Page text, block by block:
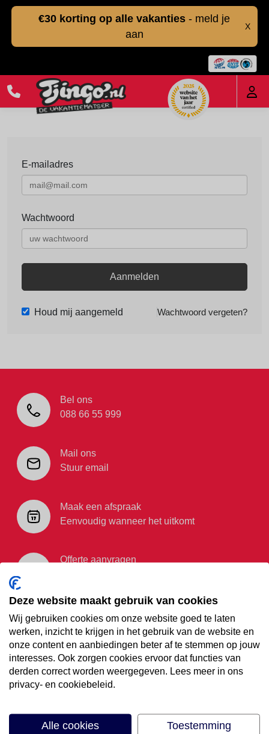
€30 korting op alle vakanties - meld je
aan
X
E-mailadres
Wachtwoord
Aanmelden
Houd mij aangemeld Wachtwoord vergeten?
Bel ons
088 66 55 999
Mail ons
Stuur email
Maak een afspraak
Eenvoudig wanneer het uitkomt
Offerte aanvragen
€35,- korting op je
volgende vakantie
Meld je aan voor onze nieuwsbrief
Deze website maakt gebruik van cookies
Wij gebruiken cookies om onze website goed te laten
werken, inzicht te krijgen in het gebruik van de website en
onze content en aanbiedingen beter af te stemmen op jouw
interesses. Ook zorgen cookies ervoor dat functies van
derden correct worden weergegeven. Lees meer in ons
privacy- en cookiebeleid.
Alle cookies
Toestemming